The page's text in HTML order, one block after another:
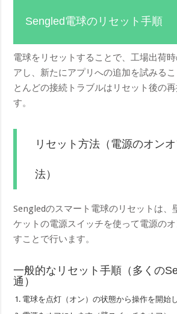
Sengled電球のリセット手順
電球をリセットすることで、工場出荷
アし、新たにアプリへの追加を試みる
とんどの接続トラブルはリセット後の
す。
リセット方法（電源のオン
法）
Sengledのスマート電球のリセットは、
ケットの電源スイッチを使って電源の
すことで行います。
一般的なリセット手順（多くの
通）
電球を点灯（オン）の状態から操作を開始し